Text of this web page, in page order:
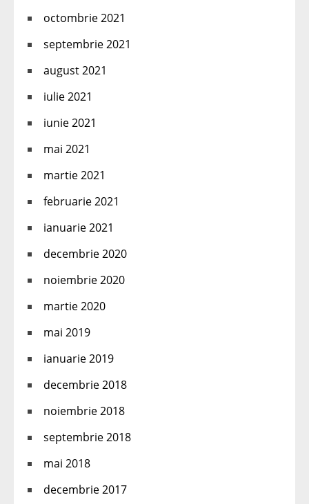
octombrie 2021
septembrie 2021
august 2021
iulie 2021
iunie 2021
mai 2021
martie 2021
februarie 2021
ianuarie 2021
decembrie 2020
noiembrie 2020
martie 2020
mai 2019
ianuarie 2019
decembrie 2018
noiembrie 2018
septembrie 2018
mai 2018
decembrie 2017